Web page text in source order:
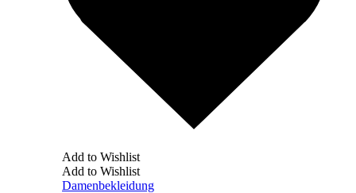
Add to Wishlist
Add to Wishlist
Damenbekleidung